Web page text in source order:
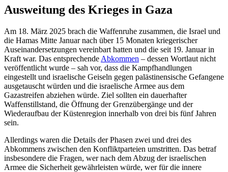
Ausweitung des Krieges in Gaza
Am 18. März 2025 brach die Waffenruhe zusammen, die Israel und
die Hamas Mitte Januar nach über 15 Monaten kriegerischer
Auseinandersetzungen vereinbart hatten und die seit 19. Januar in
Kraft war. Das entsprechende Abkommen – dessen Wort­laut nicht
veröffentlicht wurde – sah vor, dass die Kampfhandlungen
eingestellt und israelische Geiseln gegen palästinensische Gefangene
ausgetauscht würden und die israelische Armee aus dem
Gazastreifen abziehen würde. Ziel sollten ein dauerhafter
Waffenstillstand, die Öffnung der Grenz­übergänge und der
Wiederaufbau der Küstenregion innerhalb von drei bis fünf Jahren
sein.
Allerdings waren die Details der Phasen zwei und drei des
Abkommens zwischen den Konfliktparteien umstritten. Das betraf
insbesondere die Fragen, wer nach dem Ab­zug der israelischen
Armee die Sicherheit gewährleisten würde, wer für die innere